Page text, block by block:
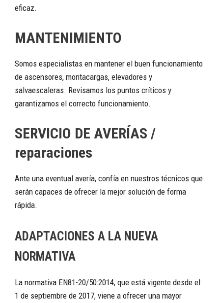
eficaz.
MANTENIMIENTO
Somos especialistas en mantener el buen funcionamiento
de ascensores, montacargas, elevadores y
salvaescaleras. Revisamos los puntos críticos y
garantizamos el correcto funcionamiento.
SERVICIO DE AVERÍAS /
reparaciones
Ante una eventual avería, confía en nuestros técnicos que
serán capaces de ofrecer la mejor solución de forma
rápida.
ADAPTACIONES A LA NUEVA
NORMATIVA
La normativa EN81-20/50:2014, que está vigente desde el
1 de septiembre de 2017, viene a ofrecer una mayor